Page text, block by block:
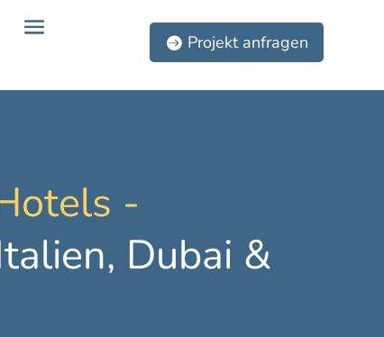
Projekt anfragen
-
Dubai &